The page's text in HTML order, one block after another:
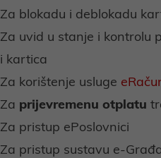
Za blokadu i deblokadu
Za uvid u stanje i kontrolu
i kartica
Za korištenje usluge
Za prijevremenu otplatu
Za pristup ePoslovnici
Za pristup sustavu e-